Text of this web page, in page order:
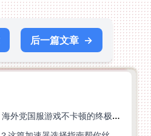
后一篇文章 →
在英国打一梦江湖卡吗？海外党国服游戏不卡顿的终极解法